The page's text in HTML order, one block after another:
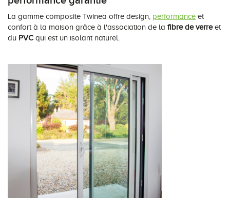
La gamme composite Twinea offre design, performance et
confort à la maison grâce à l'association de la fibre de verreet
du PVCqui est un isolant naturel.